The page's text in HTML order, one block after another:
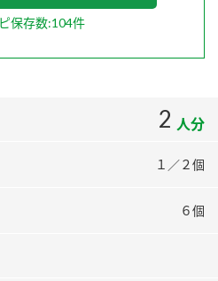
していること
保存数:104件
2 人分
１／２個
６個